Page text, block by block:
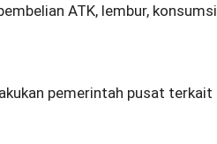
ATK, lembur, konsumsi
pemerintah pusat terkait